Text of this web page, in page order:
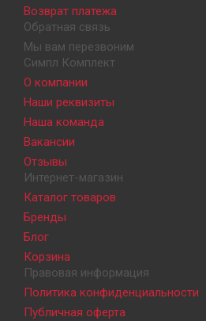
Возврат платежа
Обратная связь
Мы вам перезвоним
Симпл Комплект
О компании
Наши реквизиты
Наша команда
Вакансии
Отзывы
Интернет-магазин
Каталог товаров
Бренды
Блог
Корзина
Правовая информация
Политика конфиденциальности
Публичная оферта